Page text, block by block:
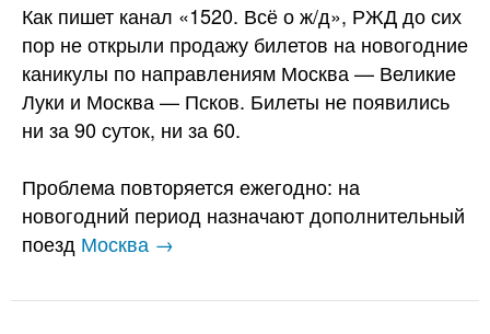
Как пишет канал «1520. Всё о ж/д», РЖД до сих
пор не открыли продажу билетов на новогодние
каникулы по направлениям Москва — Великие
Луки и Москва — Псков. Билеты не появились
ни за 90 суток, ни за 60.
Проблема повторяется ежегодно: на
новогодний период назначают дополнительный
поезд Москва →